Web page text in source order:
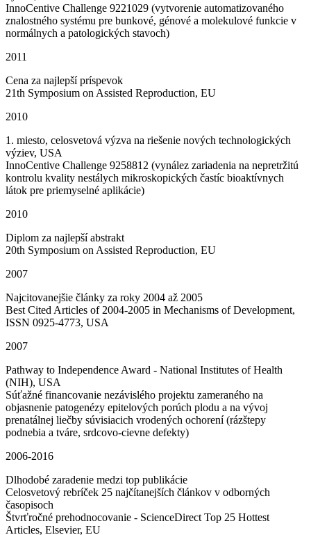
InnoCentive Challenge 9221029 (vytvorenie automatizovaného
znalostného systému pre bunkové, génové a molekulové funkcie v
normálnych a patologických stavoch)
2011
Cena za najlepší príspevok
21th Symposium on Assisted Reproduction, EU
2010
1. miesto, celosvetová výzva na riešenie nových technologických
výziev, USA
InnoCentive Challenge 9258812 (vynález zariadenia na nepretržitú
kontrolu kvality nestálych mikroskopických častíc bioaktívnych
látok pre priemyselné aplikácie)
2010
Diplom za najlepší abstrakt
20th Symposium on Assisted Reproduction, EU
2007
Najcitovanejšie články za roky 2004 až 2005
Best Cited Articles of 2004-2005 in Mechanisms of Development,
ISSN 0925-4773, USA
2007
Pathway to Independence Award - National Institutes of Health
(NIH), USA
Súťažné financovanie nezávislého projektu zameraného na
objasnenie patogenézy epitelových porúch plodu a na vývoj
prenatálnej liečby súvisiacich vrodených ochorení (rázštepy
podnebia a tváre, srdcovo-cievne defekty)
2006-2016
Dlhodobé zaradenie medzi top publikácie
Celosvetový rebríček 25 najčítanejších článkov v odborných
časopisoch
Štvrťročné prehodnocovanie - ScienceDirect Top 25 Hottest
Articles, Elsevier, EU